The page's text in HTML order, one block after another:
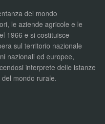
del mondo
le aziende agricole e le
1966 e si costituisce
sul territorio nazionale
nazionali ed europee,
interprete delle istanze
mondo rurale.